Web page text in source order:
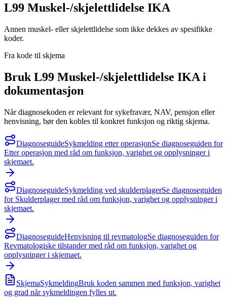
L99 Muskel-/skjelettlidelse IKA
Annen muskel- eller skjelettlidelse som ikke dekkes av spesifikke
koder.
Fra kode til skjema
Bruk L99 Muskel-/skjelettlidelse IKA i
dokumentasjon
Når diagnosekoden er relevant for sykefravær, NAV, pensjon eller
henvisning, bør den kobles til konkret funksjon og riktig skjema.
DiagnoseguideSykmelding etter operasjonSe diagnoseguiden for
Etter operasjon med råd om funksjon, varighet og opplysninger i
skjemaet.
DiagnoseguideSykmelding ved skulderplagerSe diagnoseguiden
for Skulderplager med råd om funksjon, varighet og opplysninger i
skjemaet.
DiagnoseguideHenvisning til revmatologSe diagnoseguiden for
Revmatologiske tilstander med råd om funksjon, varighet og
opplysninger i skjemaet.
SkjemaSykmeldingBruk koden sammen med funksjon, varighet
og grad når sykmeldingen fylles ut.